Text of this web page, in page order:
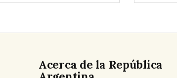
Acerca de la República